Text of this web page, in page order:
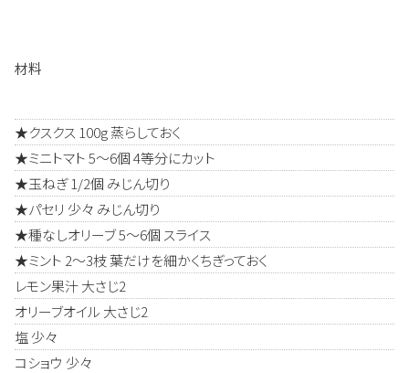
材料
★クスクス 100g 蒸らしておく
★ミニトマト 5～6個 4等分にカット
★玉ねぎ 1/2個 みじん切り
★パセリ 少々 みじん切り
★種なしオリーブ 5～6個 スライス
★ミント 2～3枝 葉だけを細かくちぎっておく
レモン果汁 大さじ2
オリーブオイル 大さじ2
塩 少々
コショウ 少々